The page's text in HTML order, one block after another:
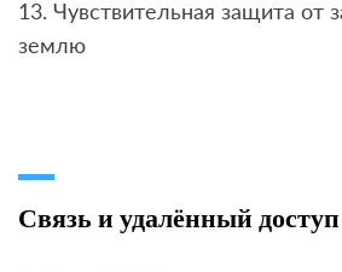
13. Чувствительная защита от
землю
Связь и удалённый доступ